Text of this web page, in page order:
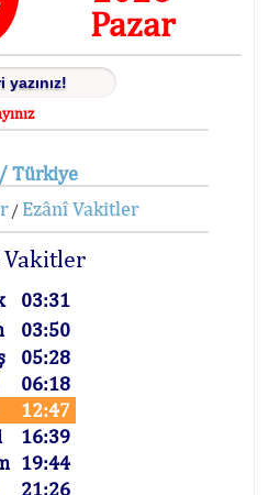
Pazar
Türkiye
/ Ezânî Vakitler
Vakitler
03:31
03:50
05:28
06:18
12:47
16:39
19:44
21:26